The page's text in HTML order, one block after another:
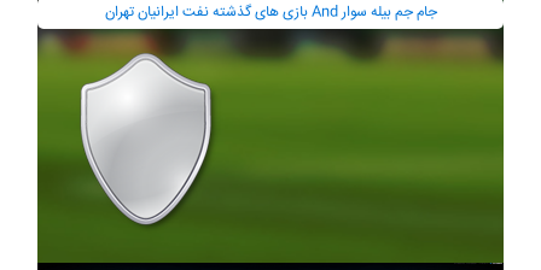
بازی های گذشته نفت ايرانيان تهران And جام جم بيله سوار